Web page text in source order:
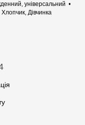
універсальний
Хлопчик, Дівчинка